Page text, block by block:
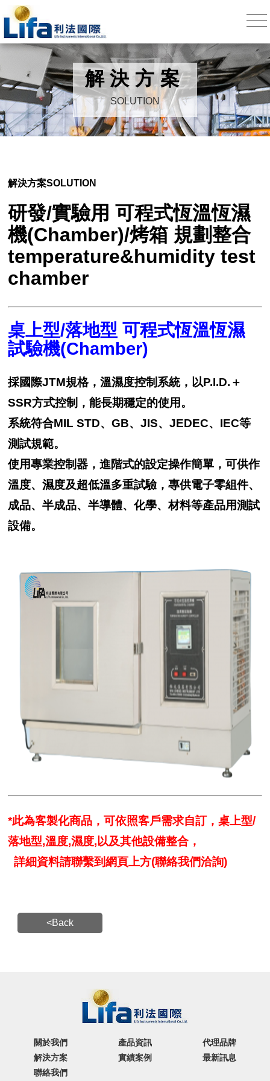
解決方案
SOLUTION
解決方案SOLUTION
研發/實驗用 可程式恆溫恆濕
機(Chamber)/烤箱 規劃整合
temperature&humidity test
chamber
桌上型/落地型 可程式恆溫恆濕
試驗機(Chamber)
採國際JTM規格，溫濕度控制系統，以P.I.D.＋
SSR方式控制，能長期穩定的使用。
系統符合MIL STD、GB、JIS、JEDEC、IEC等
測試規範。
使用專業控制器，進階式的設定操作簡單，可供作
溫度、濕度及超低溫多重試驗，專供電子零組件、
成品、半成品、半導體、化學、材料等產品用測試
設備。
*此為客製化商品，可依照客戶需求自訂，桌上型/
落地型,溫度,濕度,以及其他設備整合，
詳細資料請聯繫到網頁上方(聯絡我們洽詢)
<Back
關於我們 產品資訊
代理品牌
解決方案
實績案例
最新訊息
聯絡我們